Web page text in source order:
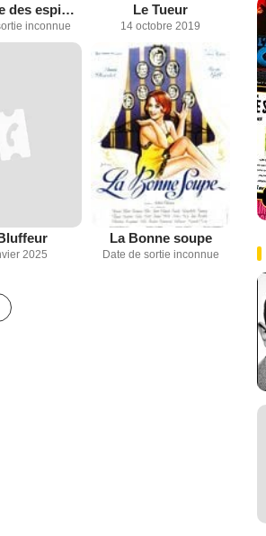
La Guerre des espions
inconnue
Le Tueur
14 octobre 2019
2025
La Bonne soupe
Date de sortie inconnue